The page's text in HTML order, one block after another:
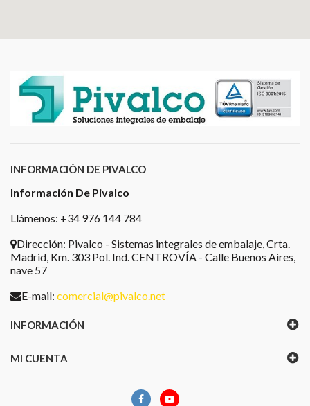
INFORMACIÓN DE PIVALCO
Información De Pivalco
Llámenos: +34 976 144 784
Dirección: Pivalco - Sistemas integrales de embalaje, Crta.
Madrid, Km. 303 Pol. Ind. CENTROVÍA - Calle Buenos Aires,
nave 57
E-mail: comercial@pivalco.net
INFORMACIÓN
MI CUENTA